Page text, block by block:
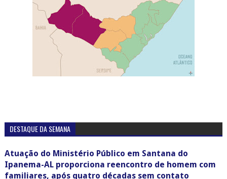
DESTAQUE DA SEMANA
Atuação do Ministério Público em Santana do
Ipanema-AL proporciona reencontro de homem com
familiares, após quatro décadas sem contato